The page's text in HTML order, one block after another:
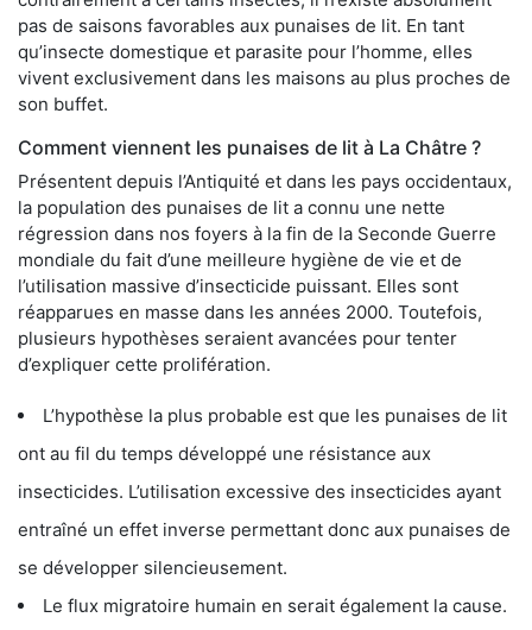
pas de saisons favorables aux punaises de lit. En tant
qu’insecte domestique et parasite pour l’homme, elles
vivent exclusivement dans les maisons au plus proches de
son buffet.
Comment viennent les punaises de lit à La Châtre ?
Présentent depuis l’Antiquité et dans les pays occidentaux,
la population des punaises de lit a connu une nette
régression dans nos foyers à la fin de la Seconde Guerre
mondiale du fait d’une meilleure hygiène de vie et de
l’utilisation massive d’insecticide puissant. Elles sont
réapparues en masse dans les années 2000. Toutefois,
plusieurs hypothèses seraient avancées pour tenter
d’expliquer cette prolifération.
L’hypothèse la plus probable est que les punaises de lit
ont au fil du temps développé une résistance aux
insecticides. L’utilisation excessive des insecticides ayant
entraîné un effet inverse permettant donc aux punaises de
se développer silencieusement.
Le flux migratoire humain en serait également la cause.